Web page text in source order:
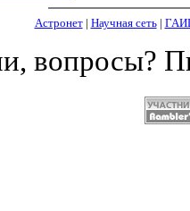
Астронет| Научная сеть|
вопросы?